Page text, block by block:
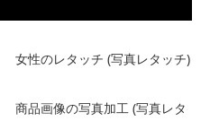
女性のレタッチ (写真レタッチ)
商品画像の写真加工 (写真レタ